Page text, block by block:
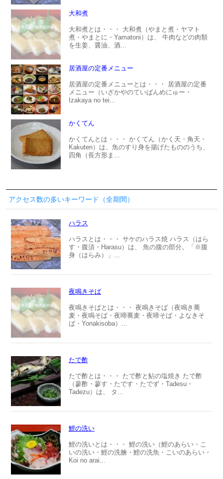
大和煮
大和煮とは・・・ 大和煮（やまと煮・ヤマト
煮・やまとに・Yamatoni）は、 牛肉などの肉類
を生姜、醤油、酒...
居酒屋の定番メニュー
居酒屋の定番メニューとは・・・ 居酒屋の定番
メニュー（いざかやのていばんめにゅー・
Izakaya no tei...
かくてん
かくてんとは・・・ かくてん（かく天・角天・
Kakuten）は、魚のすり身を揚げたもののうち、
四角（長方形ま...
アクセス数の多いキーワード（全期間）
ハラス
ハラスとは・・・ サケのハラス焼 ハラス（はら
す・腹須・Harasu）は、 魚の腹の部分。「※腹
身（はらみ）」...
夜鳴きそば
夜鳴きそばとは・・・ 夜鳴きそば（夜鳴き蕎
麦・夜鳴そば・夜啼蕎麦・夜啼そば・よなきそ
ば・Yonakisoba）...
たで酢
たで酢とは・・・ たで酢と鮎の塩焼き たで酢
（蓼酢・蓼す・たです・たでず・Tadesu・
Tadezu）は、 タ...
鯉の洗い
鯉の洗いとは・・・ 鯉の洗い（鯉のあらい・こ
いの洗い・鯉の洗膾・鯉の洗魚・こいのあらい・
Koi no arai...